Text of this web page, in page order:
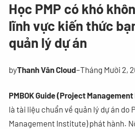
Học PMP có khó
lĩnh vực kiến thức
quản lý dự án
byThanh Vân Cloud–Tháng Mười 2,
PMBOK Guide (Project
là tài liệu chuẩn về quản lý dự án do
Management Institute) phát hành.